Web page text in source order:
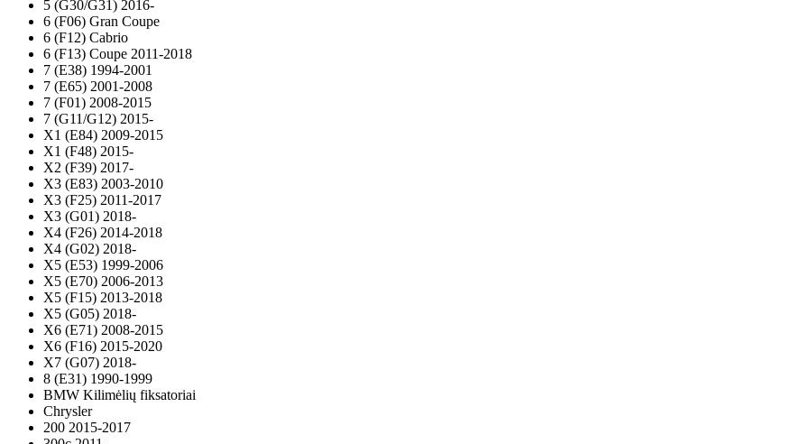
5 (G30/G31) 2016-
6 (F06) Gran Coupe
6 (F12) Cabrio
6 (F13) Coupe 2011-2018
7 (E38) 1994-2001
7 (E65) 2001-2008
7 (F01) 2008-2015
7 (G11/G12) 2015-
X1 (E84) 2009-2015
X1 (F48) 2015-
X2 (F39) 2017-
X3 (E83) 2003-2010
X3 (F25) 2011-2017
X3 (G01) 2018-
X4 (F26) 2014-2018
X4 (G02) 2018-
X5 (E53) 1999-2006
X5 (E70) 2006-2013
X5 (F15) 2013-2018
X5 (G05) 2018-
X6 (E71) 2008-2015
X6 (F16) 2015-2020
X7 (G07) 2018-
8 (E31) 1990-1999
BMW Kilimėlių fiksatoriai
Chrysler
200 2015-2017